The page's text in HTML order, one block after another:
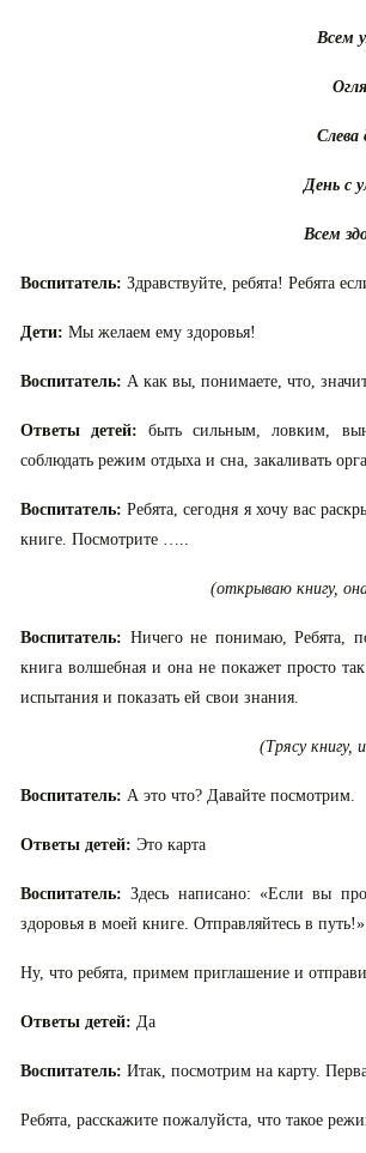
Всем
Слева
День с
Всем
Воспитатель: Здравствуйте, ребята! Ребята
Дети: Мы желаем ему здоровья!
Воспитатель: А как вы, понимаете, что,
Ответы детей: быть сильным, ловким,
соблюдать режим отдыха и сна, закаливать
Воспитатель:Ребята, сегодня я хочу вас
книге. Посмотрите …..
(открываю книгу,
Воспитатель: Ничего не понимаю, Ребята,
книга волшебная и она не покажет просто
испытания и показать ей свои знания.
(Трясу книгу,
Воспитатель: А это что? Давайте посмотрим.
Ответы детей: Это карта
Воспитатель:Здесь написано: «Если вы
здоровья в моей книге. Отправляйтесь в путь!»
Ну, что ребята, примем приглашение и
Ответы детей: Да
Воспитатель: Итак, посмотрим на карту.
Ребята, расскажите пожалуйста, что такое